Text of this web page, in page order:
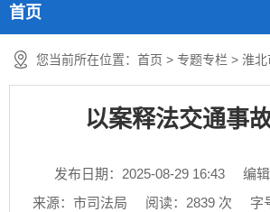
首页
您当前所在位置： 首页 > 专题专栏 > 淮北
以案释法交通事
发布日期：2025-08-29 16:43
编
来源：市司法局
阅读： 2839次 字